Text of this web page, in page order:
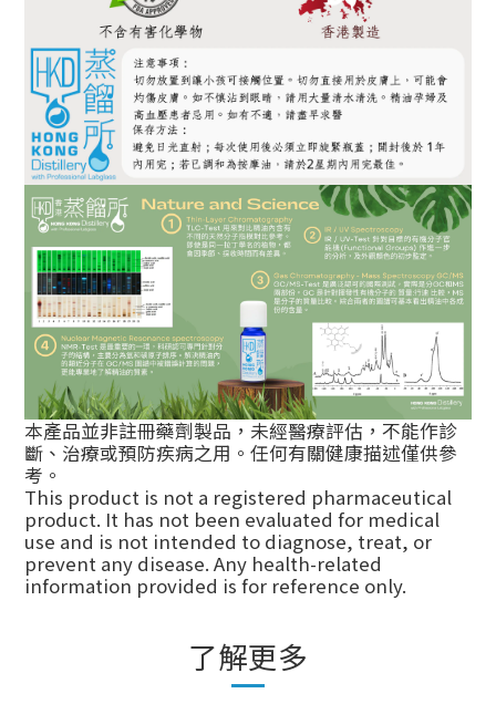
本產品並非註冊藥劑製品，未經醫療評估，不能作診
斷、治療或預防疾病之用。任何有關健康描述僅供參
考。
This product is not a registered pharmaceutical
product. It has not been evaluated for medical
use and is not intended to diagnose, treat, or
prevent any disease. Any health-related
information provided is for reference only.
了解更多